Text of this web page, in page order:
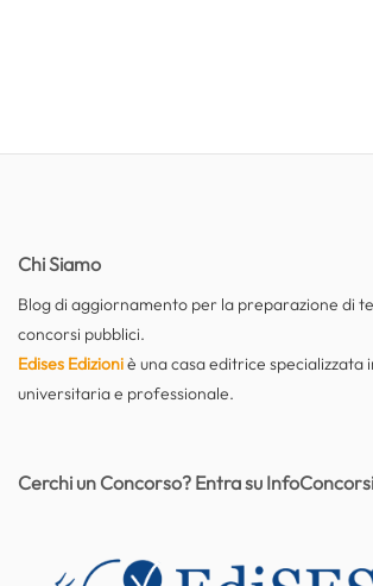
Chi Siamo
Blog di aggiornamento per la preparazione di
concorsi pubblici.
Edises Edizioniè una casa editrice specializzata
universitaria e professionale.
Cerchi un Concorso? Entra su InfoConcorsi